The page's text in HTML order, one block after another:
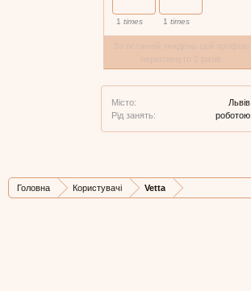
1 times 1 times
Місто:
Львів
Рід занять:
роботою
Головна Користувачі Vetta